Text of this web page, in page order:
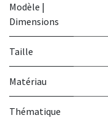
Modèle |
Dimensions
Taille
Matériau
Thématique